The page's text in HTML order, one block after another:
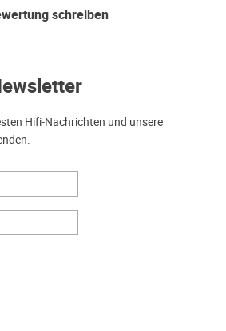
schreiben
Hifi-Nachrichten und unsere